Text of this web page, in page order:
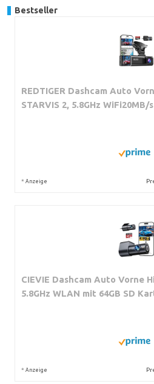
Bestseller
REDTIGER Dashcam Auto
STARVIS 2, 5.8GHz WiFi20MB/s
* Anzeige
CIEVIE Dashcam Auto Vorne
5.8GHz WLAN mit 64GB SD
* Anzeige